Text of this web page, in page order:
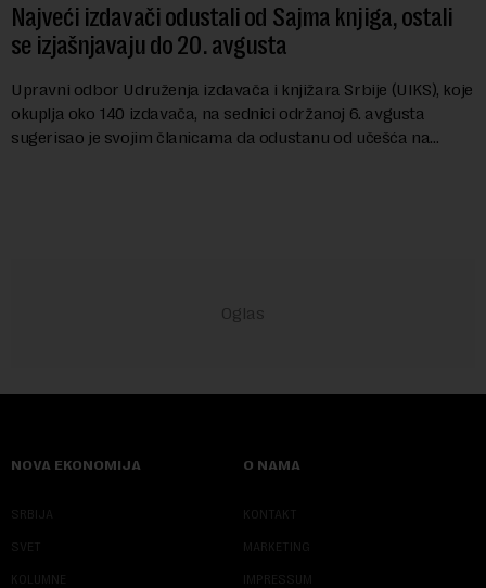
Najveći izdavači odustali od Sajma knjiga, ostali
se izjašnjavaju do 20. avgusta
Upravni odbor Udruženja izdavača i knjižara Srbije (UIKS), koje
okuplja oko 140 izdavača, na sednici održanoj 6. avgusta
sugerisao je svojim članicama da odustanu od učešća na
NOVA EKONOMIJA
SRBIJA
SVET
KOLUMNE
O NAMA
KONTAKT
MARKETING
IMPRESSUM